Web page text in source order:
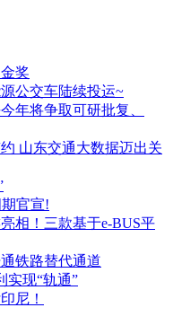
奖
公交车陆续投运~
年将争取可研批复、
山东交通大数据迈出关
官宣!
相！三款基于e-BUS平
铁路替代通道
实现“轨通”
尼！